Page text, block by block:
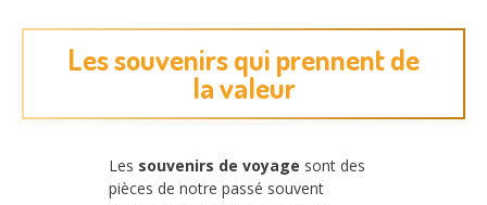
Les souvenirs qui prennent de
la valeur
Les souvenirs de voyage sont des
pièces de notre passé souvent